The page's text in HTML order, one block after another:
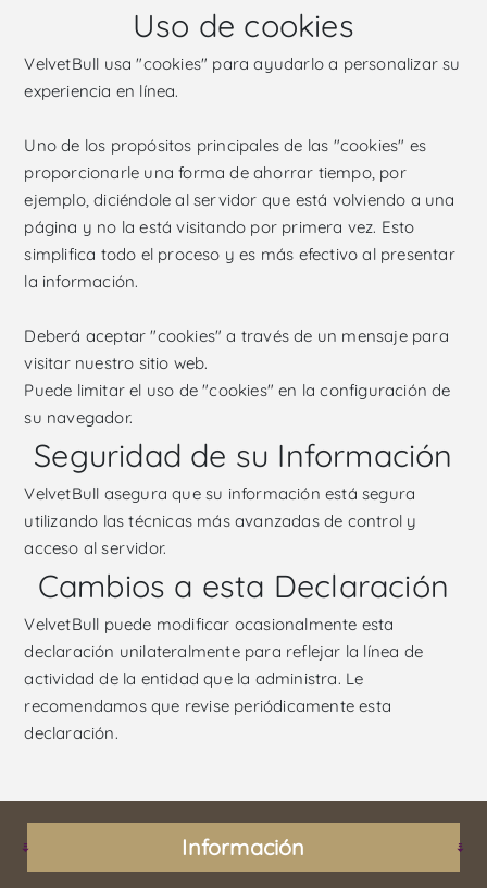
Uso de cookies
VelvetBull usa "cookies" para ayudarlo a personalizar su
experiencia en línea.
Uno de los propósitos principales de las "cookies" es
proporcionarle una forma de ahorrar tiempo, por
ejemplo, diciéndole al servidor que está volviendo a una
página y no la está visitando por primera vez. Esto
simplifica todo el proceso y es más efectivo al presentar
la información.
Deberá aceptar "cookies" a través de un mensaje para
visitar nuestro sitio web.
Puede limitar el uso de "cookies" en la configuración de
su navegador.
Seguridad de su Información
VelvetBull asegura que su información está segura
utilizando las técnicas más avanzadas de control y
acceso al servidor.
Cambios a esta Declaración
VelvetBull puede modificar ocasionalmente esta
declaración unilateralmente para reflejar la línea de
actividad de la entidad que la administra. Le
recomendamos que revise periódicamente esta
declaración.
Información